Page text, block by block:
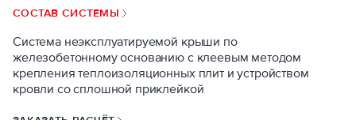
СОСТАВ СИСТЕМЫ
Система неэксплуатируемой крыши по
железобетонному основанию с клеевым методом
крепления теплоизоляционных плит и устройством
кровли со сплошной приклейкой